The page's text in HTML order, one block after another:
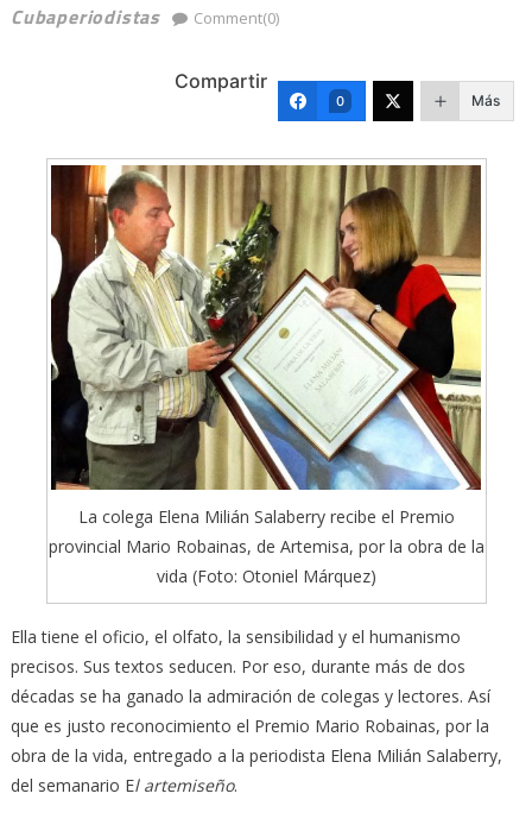
Cubaperiodistas
Comment(0)
Compartir
0 Más
La colega Elena Milián Salaberry recibe el Premio
provincial Mario Robainas, de Artemisa, por la obra de la
vida (Foto: Otoniel Márquez)
Ella tiene el oficio, el olfato, la sensibilidad y el humanismo
precisos. Sus textos seducen. Por eso, durante más de dos
décadas se ha ganado la admiración de colegas y lectores. Así
que es justo reconocimiento el Premio Mario Robainas, por la
obra de la vida, entregado a la periodista Elena Milián Salaberry,
del semanario El artemiseño.